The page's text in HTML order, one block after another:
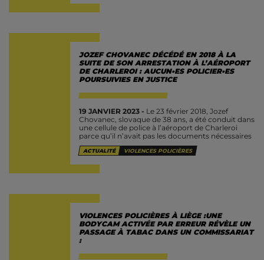
JOZEF CHOVANEC DÉCÉDÉ EN 2018 À LA
SUITE DE SON ARRESTATION À L’AÉROPORT
DE CHARLEROI : AUCUN•ES POLICIER•ES
POURSUIVIES EN JUSTICE
19 JANVIER 2023 - Le 23 février 2018, Jozef
Chovanec, slovaque de 38 ans, a été conduit dans
une cellule de police à l’aéroport de Charleroi
parce qu’il n’avait pas les documents nécessaires
pour...
ACTUALITÉ VIOLENCES POLICIÈRES
VIOLENCES POLICIÈRES À LIÈGE :UNE
BODYCAM ACTIVÉE PAR ERREUR RÉVÈLE UN
PASSAGE À TABAC DANS UN COMMISSARIAT
: